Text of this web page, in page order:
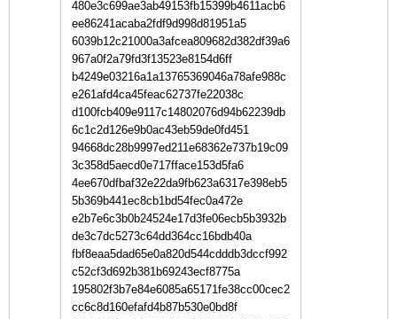
480e3c699ae3ab49153fb15399b4611acb6
ee86241acaba2fdf9d998d81951a5
6039b12c21000a3afcea809682d382df39a6
967a0f2a79fd3f13523e8154d6ff
b4249e03216a1a13765369046a78afe988c
e261afd4ca45feac62737fe22038c
d100fcb409e9117c14802076d94b62239db
6c1c2d126e9b0ac43eb59de0fd451
94668dc28b9997ed211e68362e737b19c09
3c358d5aecd0e717fface153d5fa6
4ee670dfbaf32e22da9fb623a6317e398eb5
5b369b441ec8cb1bd54fec0a472e
e2b7e6c3b0b24524e17d3fe06ecb5b3932b
de3c7dc5273c64dd364cc16bdb40a
fbf8eaa5dad65e0a820d544cdddb3dccf992
c52cf3d692b381b69243ecf8775a
195802f3b7e84e6085a65171fe38cc00cec2
cc6c8d160efafd4b87b530e0bd8f